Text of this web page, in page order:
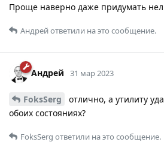
Проще наверно даже придумать
Андрейответили на это сообщение.
Андрей 31 мар 2023
FoksSerg
отлично, а утилиту
обоих состояниях?
FoksSerg ответили на это сообщение.